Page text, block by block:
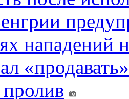
нападений